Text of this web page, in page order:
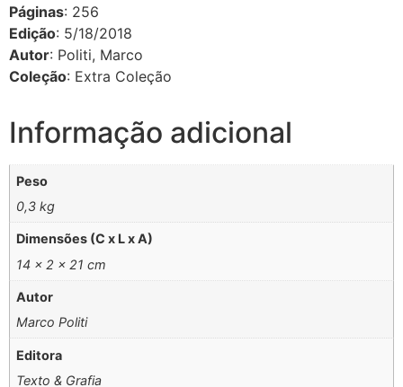
Páginas: 256
Edição: 5/18/2018
Autor: Politi, Marco
Coleção: Extra Coleção
Informação adicional
Peso
0,3 kg
Dimensões (C x L x A)
14 × 2 × 21 cm
Autor
Marco Politi
Editora
Texto & Grafia